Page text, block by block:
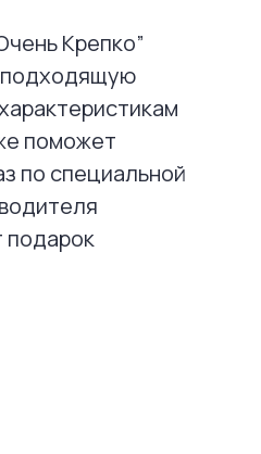
Крепко”
поможет
по специальной
подарок